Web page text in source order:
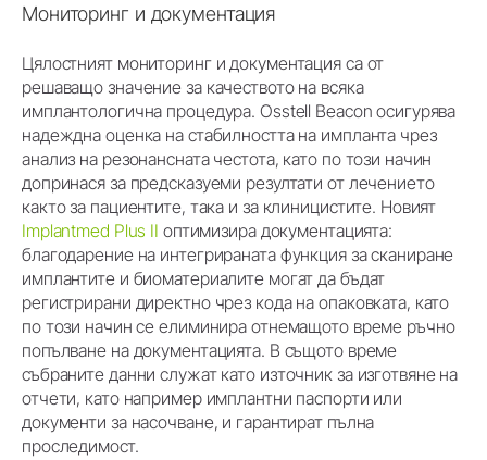
Мониторинг и документация
Цялостният мониторинг и документация са от
решаващо значение за качеството на всяка
имплантологична процедура. Osstell Beacon осигурява
надеждна оценка на стабилността на импланта чрез
анализ на резонансната честота, като по този начин
допринася за предсказуеми резултати от лечението
както за пациентите, така и за клиницистите. Новият
Implantmed Plus II оптимизира документацията:
благодарение на интегрираната функция за сканиране
имплантите и биоматериалите могат да бъдат
регистрирани директно чрез кода на опаковката, като
по този начин се елиминира отнемащото време ръчно
попълване на документацията. В същото време
събраните данни служат като източник за изготвяне на
отчети, като например имплантни паспорти или
документи за насочване, и гарантират пълна
проследимост.